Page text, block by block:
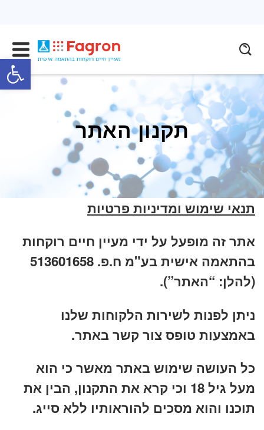
תקנון האתר
תנאי שימוש ומדיניות פרטיות
אתר זה מופעל על ידי מעיין חיים רוקחות
בהתאמה אישית בע"מ ח.פ. 513601658
(להלן: “האתר”).
ניתן לפנות לשירות הלקוחות שלנו
באמצעות טופס צור קשר באתר.
כל העושה שימוש באתר מאשר כי הוא
מעל גיל 18 וכי קרא את התקנון, הבין את
תוכנו והוא מסכים להוראותיו ללא סייג.